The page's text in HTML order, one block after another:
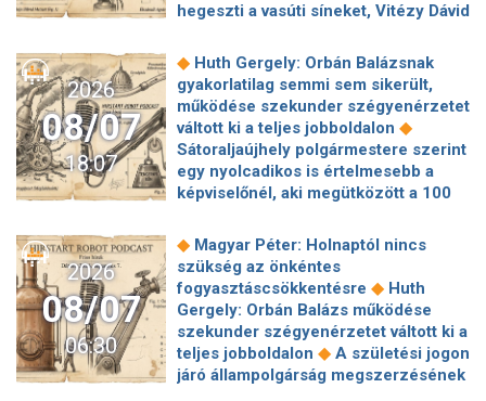
hegeszti a vasúti síneket, Vitézy Dávid
tesz a Bosnyák téri irodakomplexum
beruházója, ha az állam felmondja a
szerződésüket ◆ Megérkezett
Magyar Péter bejelentése: így költik
el a 6 ezer milliárd forintnyi uniós
◆Megbénult az ivóvíztárolók
töltése Ózdon – de máshol is komoly
nehézségek adódtak◆
éjszaka is könnyebb lesz hazajutni
Megszólal Filep Dávid, Magyar Péter
feljelentője: "Ez valóban büntetőügy!"
◆Megszólalt a szomjazó gólyát itató
közutas◆24 év korkülönbség, 24.
évforduló: Hegyi Barbara és Zorán
ritka szerelmes fotójáért odavannak a
2026
08/07
18:07
◆ Huth Gergely: Orbán Balázsnak
gyakorlatilag semmi sem sikerült,
működése szekunder szégyenérzetet
váltott ki a teljes jobboldalon ◆
Sátoraljaújhely polgármestere szerint
egy nyolcadikos is értelmesebb a
képviselőnél, aki megütközött a 100
hírszerzés szerint Putyin pár éven
belül megtámadhat egy NATO-
tagállamot ◆ Vitézy Dávid
elmagyarázta, miért Mészárosék
cége nyerte a közbeszerzést
sínhegesztésre◆ Nagy cégek
segítségét kéri Szolnok
polgármestere a 400 kirúgott
2026
08/07
06:30
◆ Magyar Péter: Holnaptól nincs
szükség az önkéntes
fogyasztáscsökkentésre ◆ Huth
Gergely: Orbán Balázs működése
szekunder szégyenérzetet váltott ki a
teljes jobboldalon ◆ A születési jogon
járó állampolgárság megszerzésének